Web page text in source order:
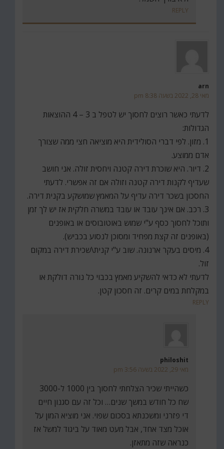
REPLY
arn
מאי 28, 2022 בשעה 8:38 pm
לדעתי כאשר רוצים לחסוך יש לטפל ב 3 – 4 ההוצאות
הגדולות:
1. מזון. לפי דברי הסולידית היא מוציאה חצי ממה שצורך
אדם ממוצע.
2. דיור. היא שוכרת דירה קטנה ויחסית זולה. אני חושב
שעדיף לקנות דירה קטנה וזולה אם זה אפשרי. לדעתי
החסכון בשכר דירה עדיף על המאמץ שמושקע בקנית דירה.
3. רכב. אם אינך עובד או עובד במשרה חלקית אז יש לך זמן
ותוכל לחסוך כסף ע"י שמוש באוטובוסים או באופנים
(באופנים זה קצת מפחיד ומסוכן לנסוע בכביש).
4. מיסים בעקר ארנונה. שוב ע"י קנית\שכירת דירה במקום
זול.
לדעתי לא כדאי להשקיע מאמץ בכבוי כל נורה דולקת או
במקלחת במים קרים. זה חסכון קטן.
REPLY
philoshit
מאי 29, 2022 בשעה 3:56 pm
כשהייתי שכיר הצלחתי לחסוך בין 1000 ל-3000
שח כל חודש במשך שנים… וכל זה עם סגנון חיים
די פזרני ומשכנתא בסכום שפוי. אני מוציא המון על
אוכל מצד אחד, אבל מעט מאוד על ביגוד למשל אז
כנראה שזה מתאזן.